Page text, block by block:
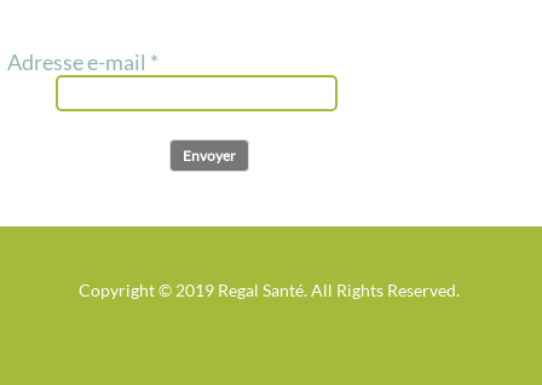
Adresse e-mail *
Envoyer
Copyright © 2019 Regal Santé. All Rights Reserved.